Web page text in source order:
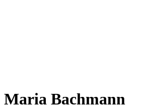
Maria Bachmann